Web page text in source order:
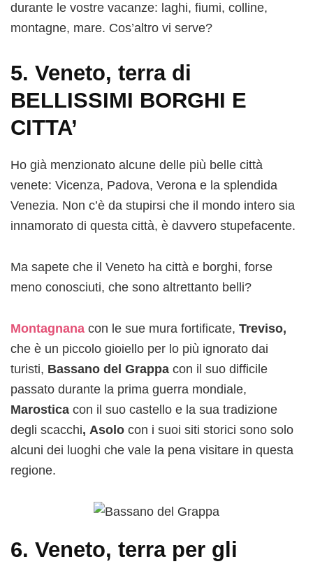
durante le vostre vacanze: laghi, fiumi, colline,
montagne, mare. Cos’altro vi serve?
5. Veneto, terra di
BELLISSIMI BORGHI E
CITTA’
Ho già menzionato alcune delle più belle città
venete: Vicenza, Padova, Verona e la splendida
Venezia. Non c’è da stupirsi che il mondo intero sia
innamorato di questa città, è davvero stupefacente.
Ma sapete che il Veneto ha città e borghi, forse
meno conosciuti, che sono altrettanto belli?
Montagnana con le sue mura fortificate, Treviso,
che è un piccolo gioiello per lo più ignorato dai
turisti, Bassano del Grappa con il suo difficile
passato durante la prima guerra mondiale,
Marostica con il suo castello e la sua tradizione
degli scacchi, Asolo con i suoi siti storici sono solo
alcuni dei luoghi che vale la pena visitare in questa
regione.
6. Veneto, terra per gli